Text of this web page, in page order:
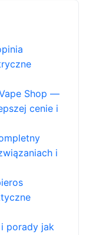
Shop —
cenie i
i
porady jak